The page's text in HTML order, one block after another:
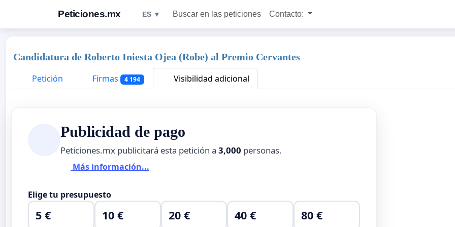
Peticiones.mx ES ▼ Buscar en las peticiones Contacto:
Candidatura de Roberto Iniesta Ojea (Robe) al Premio Cervantes
Petición
Firmas 4 194 Visibilidad adicional
Publicidad de pago
Peticiones.mx publicitará esta petición a 3,000 personas.
Más información...
Elige tu presupuesto
5 € 10 € 20 € 40 € 80 €